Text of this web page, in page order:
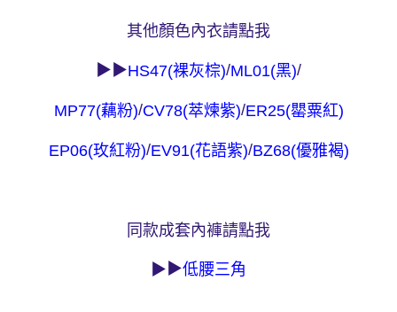
時審查核予不同之上限額度；若仍有額度不足之情形，本公司將視審查結果
恩沛科技股份有限公司將有權停止該用戶之使用額度並採取法律行動。
每筆NT$90，滿NT$1,000(含以上)免運費
件資料，逾期未確認訂單將自動取消)
其他顏色內衣請點我
▶▶HS47(裸灰棕)/ML01(黑)/
MP77(藕粉)/CV78(萃煉紫)/ER25(罌粟紅)
EP06(玫紅粉)/EV91(花語紫)/BZ68(優雅褐)
同款成套內褲請點我
▶ ▶低腰三角